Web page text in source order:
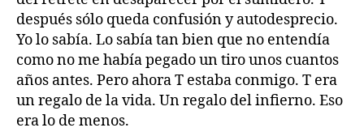
después sólo queda confusión y autodesprecio.
Yo lo sabía. Lo sabía tan bien que no entendía
como no me había pegado un tiro unos cuantos
años antes. Pero ahora T estaba conmigo. T era
un regalo de la vida. Un regalo del infierno. Eso
era lo de menos.